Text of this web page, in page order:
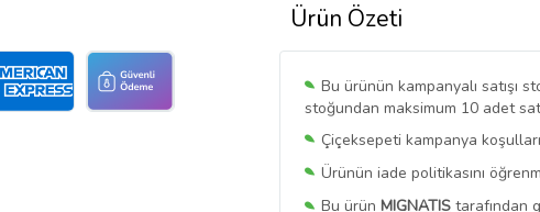
Ürün Özeti
Bu ürünün kampanyalı satışı
stoğundan maksimum 10 adet
Çiçeksepeti kampanya
Ürünün iade politikasını
Bu ürün MIGNATIS tarafından